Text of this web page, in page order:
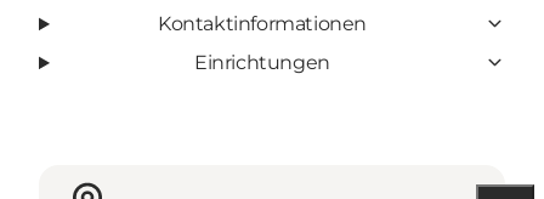
Kontaktinformationen
Einrichtungen